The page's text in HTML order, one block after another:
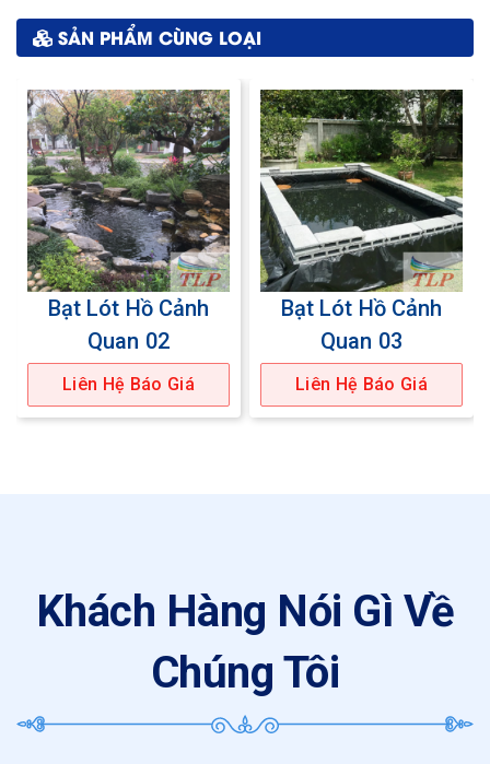
SẢN PHẨM CÙNG LOẠI
Bạt Lót Hồ Cảnh
Quan 02
Liên Hệ Báo Giá
Bạt Lót Hồ Cảnh
Quan 03
Liên Hệ Báo Giá
Khách Hàng Nói Gì Về
Chúng Tôi